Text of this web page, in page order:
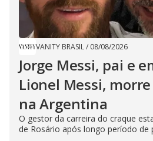
VANITY BRASIL/ 08/08/2026
Jorge Messi, pai e
Lionel Messi,
na Argentina
O gestor da carreira do craque
de Rosário após longo período de